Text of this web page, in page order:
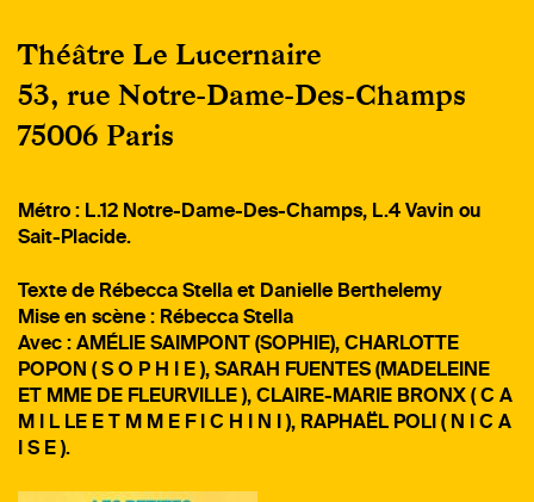
Théâtre Le Lucernaire
53, rue Notre-Dame-Des-Champs
75006 Paris
Métro : L.12 Notre-Dame-Des-Champs, L.4 Vavin ou
Sait-Placide.
Texte de Rébecca Stella et Danielle Berthelemy
Mise en scène : Rébecca Stella
Avec : AMÉLIE SAIMPONT (SOPHIE), CHARLOTTE
POPON ( S O P H I E ), SARAH FUENTES (MADELEINE
ET MME DE FLEURVILLE ), CLAIRE-MARIE BRONX ( C A
M I L LE E T M M E F I C H I N I ), RAPHAËL POLI ( N I C A
I S E ).